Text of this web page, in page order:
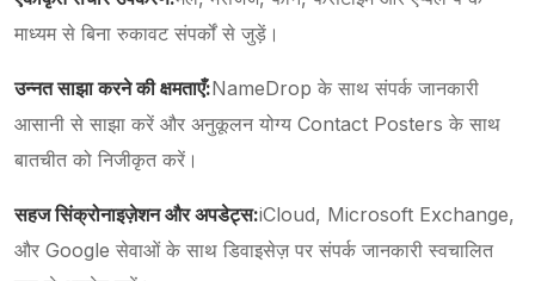
माध्यम से बिना रुकावट संपर्कों से जुड़ें।
उन्नत साझा करने की क्षमताएँ:NameDrop के साथ संपर्क जानकारी
आसानी से साझा करें और अनुकूलन योग्य Contact Posters के साथ
बातचीत को निजीकृत करें।
सहज सिंक्रोनाइज़ेशन और अपडेट्स:iCloud, Microsoft Exchange,
और Google सेवाओं के साथ डिवाइसेज़ पर संपर्क जानकारी स्वचालित